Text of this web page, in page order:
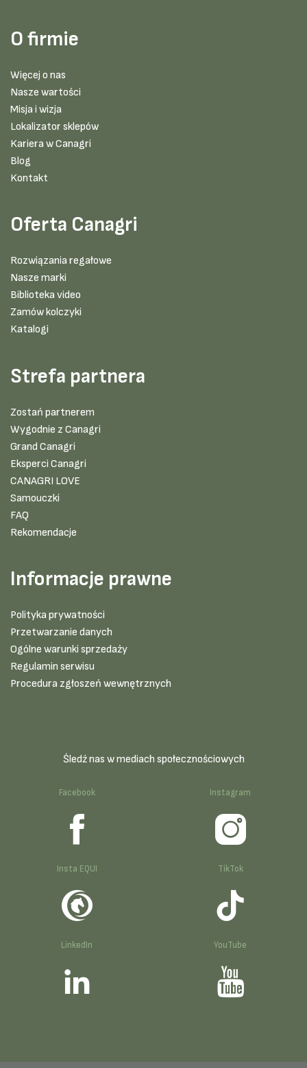
O firmie
Więcej o nas
Nasze wartości
Misja i wizja
Lokalizator sklepów
Kariera w Canagri
Blog
Kontakt
Oferta Canagri
Rozwiązania regałowe
Nasze marki
Biblioteka video
Zamów kolczyki
Katalogi
Strefa partnera
Zostań partnerem
Wygodnie z Canagri
Grand Canagri
Eksperci Canagri
CANAGRI LOVE
Samouczki
FAQ
Rekomendacje
Informacje prawne
Polityka prywatności
Przetwarzanie danych
Ogólne warunki sprzedaży
Regulamin serwisu
Procedura zgłoszeń wewnętrznych
Śledź nas w mediach społecznościowych
Facebook Instagram
Insta EQUI TikTok
LinkedIn YouTube